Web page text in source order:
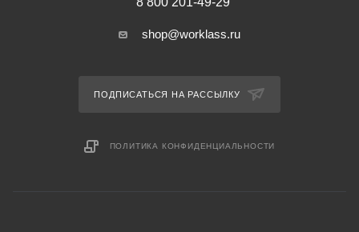
shop@worklass.ru
ПОДПИСАТЬСЯ НА РАССЫЛКУ
ПОЛИТИКА КОНФИДЕНЦИАЛЬНОСТИ